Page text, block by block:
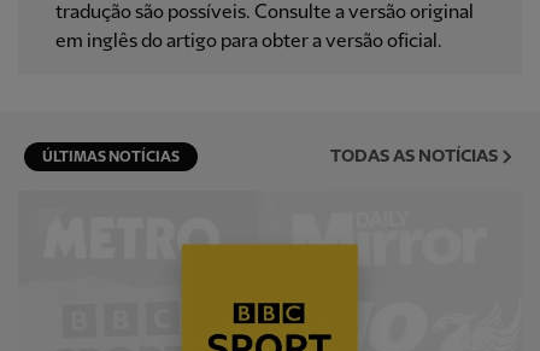
tradução são possíveis. Consulte a versão original
em inglês do artigo para obter a versão oficial.
ÚLTIMAS NOTÍCIAS TODAS AS NOTÍCIAS